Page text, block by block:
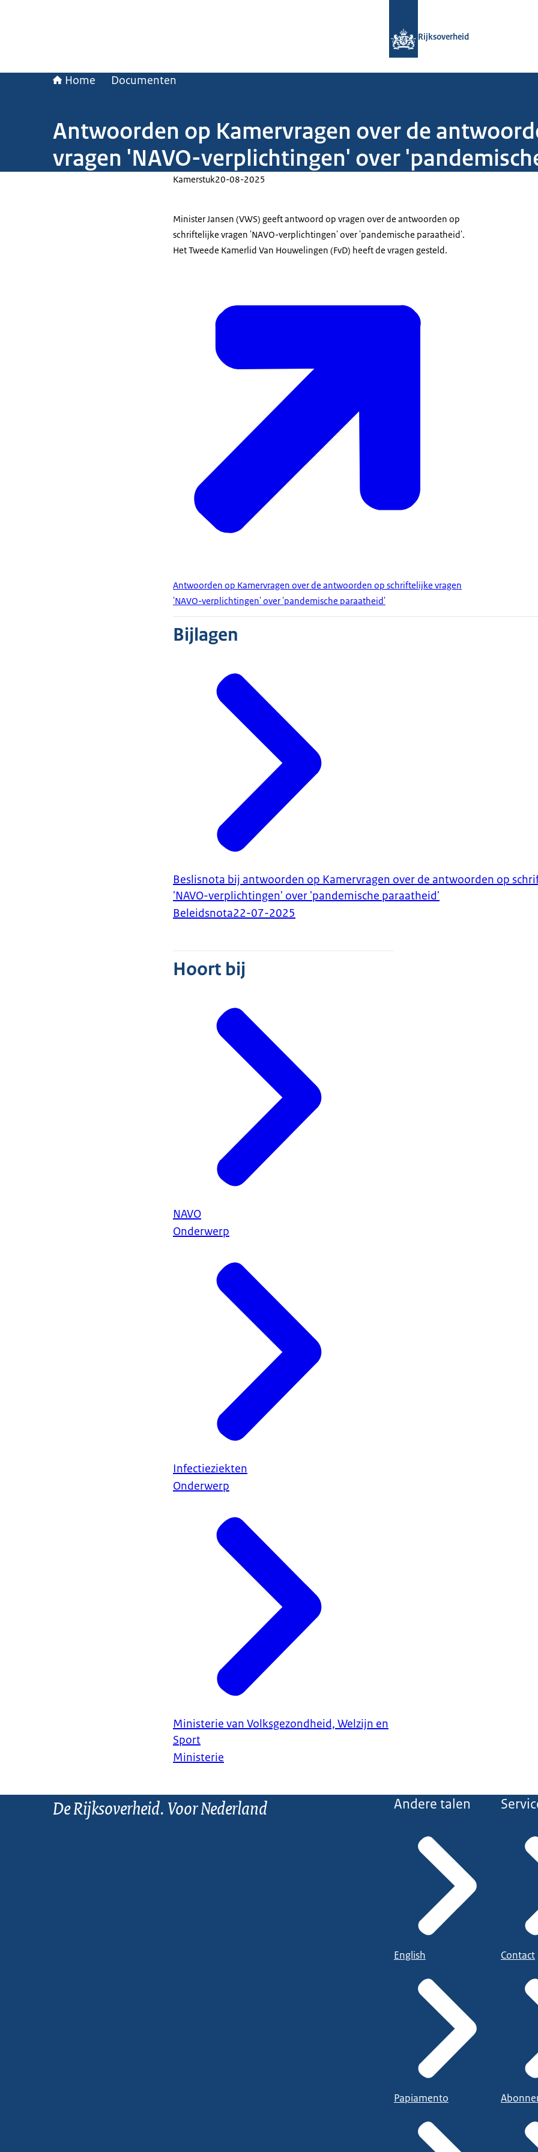
Rijksoverheid
Home Documenten
Antwoorden op Kamervragen over de
vragen 'NAVO-verplichtingen' over
Kamerstuk20-08-2025
Minister Jansen (VWS) geeft antwoord op vragen over de antwoorden op
schriftelijke vragen 'NAVO-verplichtingen' over 'pandemische paraatheid'.
Het Tweede Kamerlid Van Houwelingen (FvD) heeft de vragen gesteld.
Antwoorden op Kamervragen over de antwoorden op schriftelijke vragen
'NAVO-verplichtingen' over 'pandemische paraatheid'
Bijlagen
Beslisnota bij antwoorden op Kamervragen over de antwoorden op
'NAVO-verplichtingen' over 'pandemische paraatheid'
Beleidsnota22-07-2025
Hoort bij
NAVO
Onderwerp
Infectieziekten
Onderwerp
Ministerie van Volksgezondheid, Welzijn en
Sport
Ministerie
De Rijksoverheid. Voor Nederland Andere talen
English
Papiamento
Contact